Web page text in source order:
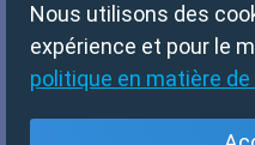
Nous utilisons des
expérience et pour le
politique en matière